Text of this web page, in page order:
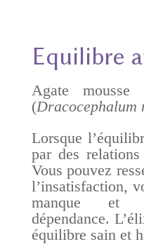
Equilibre
Agate
(Dracocephalum
Lorsque
par des
Vous pouvez
l’insatisfaction,
manque et
dépendance.
équilibre sain et